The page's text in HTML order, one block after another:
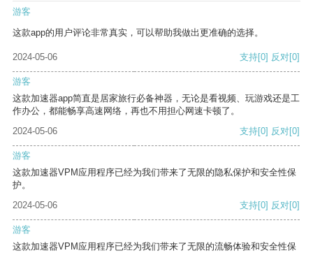
游客
这款app的用户评论非常真实，可以帮助我做出更准确的选择。
2024-05-06 支持[0] 反对[0]
游客
这款加速器app简直是居家旅行必备神器，无论是看视频、玩游戏还是工
作办公，都能畅享高速网络，再也不用担心网速卡顿了。
2024-05-06
支持[0] 反对[0]
游客
这款加速器VPM应用程序已经为我们带来了无限的隐私保护和安全性保
护。
2024-05-06
支持[0] 反对[0]
游客
这款加速器VPM应用程序已经为我们带来了无限的流畅体验和安全性保